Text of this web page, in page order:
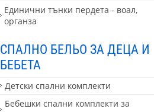
Единични тънки пердета - воал,
органза
СПАЛНО БЕЛЬО ЗА ДЕЦА И
БЕБЕТА
Детски спални комплекти
Бебешки спални комплекти за